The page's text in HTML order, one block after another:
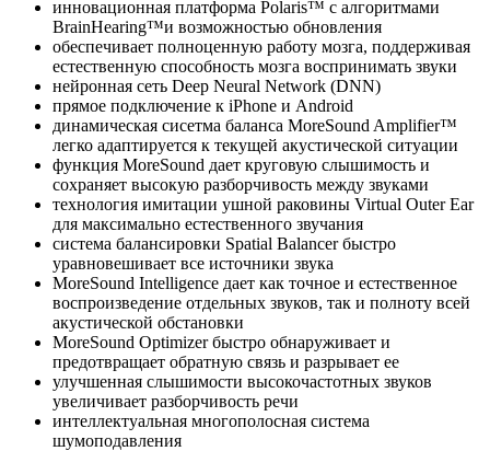
инновационная платформа Polaris™ с алгоритмами
BrainHearing™и возможностью обновления
обеспечивает полноценную работу мозга, поддерживая
естественную способность мозга воспринимать звуки
нейронная сеть Deep Neural Network (DNN)
прямое подключение к iPhone и Android
динамическая сисетма баланса MoreSound Amplifier™
легко адаптируется к текущей акустической ситуации
функция MoreSound дает круговую слышимость и
сохраняет высокую разборчивость между звуками
технология имитации ушной раковины Virtual Outer Ear
для максимально естественного звучания
система балансировки Spatial Balancer быстро
уравновешивает все источники звука
MoreSound Intelligence дает как точное и естественное
воспроизведение отдельных звуков, так и полноту всей
акустической обстановки
MoreSound Optimizer быстро обнаруживает и
предотвращает обратную связь и разрывает ее
улучшенная слышимости высокочастотных звуков
увеличивает разборчивость речи
интеллектуальная многополосная система
шумоподавления